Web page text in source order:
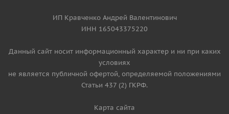
ИП Кравченко Андрей Валентинович
ИНН 165043375220
Данный сайт носит информационный характер и ни при каких
условиях
не является публичной офертой, определяемой положениями
Статьи 437 (2) ГКРФ.
Карта сайта